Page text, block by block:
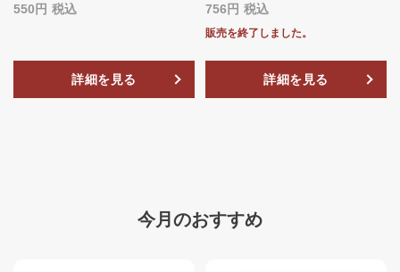
550 税込
詳細を見る
756 税込
販売を終了しました。
詳細を見る
今月のおすすめ